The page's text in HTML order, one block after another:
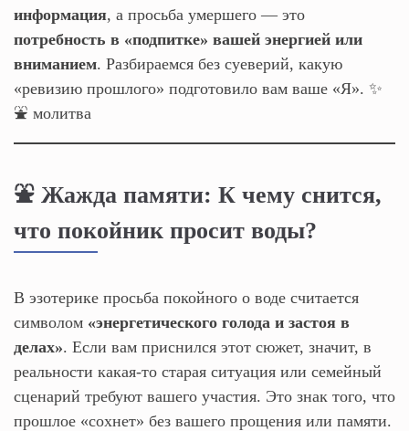
информация, а просьба умершего — это
потребность в «подпитке» вашей энергией или
вниманием. Разбираемся без суеверий, какую
«ревизию прошлого» подготовило вам ваше «Я». ✨
⛲️ молитва
⛲️ Жажда памяти: К чему снится,
что покойник просит воды?
В эзотерике просьба покойного о воде считается
символом «энергетического голода и застоя в
делах». Если вам приснился этот сюжет, значит, в
реальности какая-то старая ситуация или семейный
сценарий требуют вашего участия. Это знак того, что
прошлое «сохнет» без вашего прощения или памяти.